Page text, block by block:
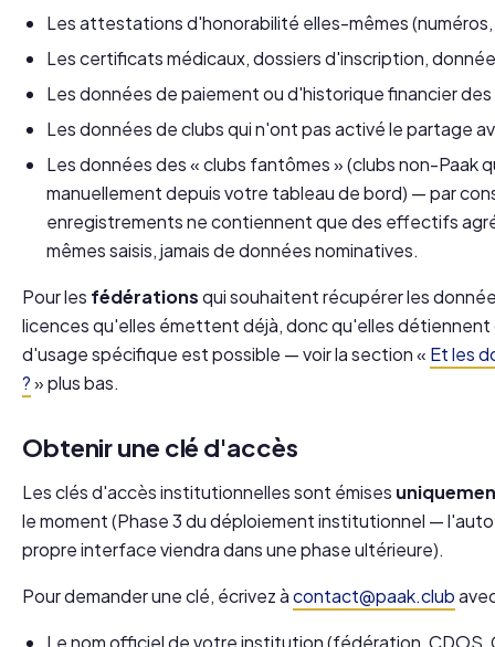
Les attestations d'honorabilité elles-mêmes
Les certificats médicaux, dossiers d'inscription,
Les données de paiement ou d'historique financier
Les données de clubs qui n'ont pas activé le partage
Les données des « clubs fantômes » (clubs non-Paak
manuellement depuis votre tableau de bord) — par
enregistrements ne contiennent que des effectifs
mêmes saisis, jamais de données nominatives.
Pour les fédérationsqui souhaitent récupérer les
licences qu'elles émettent déjà, donc qu'elles détiennent
d'usage spécifique est possible — voir la section « Et les
?» plus bas.
Obtenir une clé d'accès
Les clés d'accès institutionnelles sont émises
le moment (Phase 3 du déploiement institutionnel —
propre interface viendra dans une phase ultérieure).
Pour demander une clé, écrivez àcontact@paak.club
Le nom officiel de votre institution (fédération, CDOS,